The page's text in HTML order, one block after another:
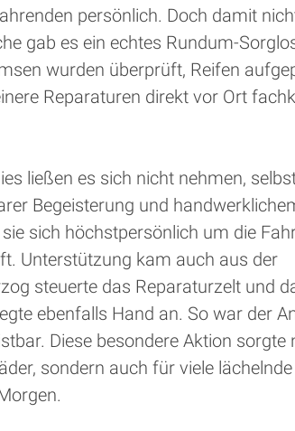
persönlich. Doch damit
gab es ein echtes Rundum-
wurden überprüft, Reifen
Reparaturen direkt vor Ort
ließen es sich nicht nehmen,
Begeisterung und
sich höchstpersönlich um die
Unterstützung kam auch aus der
steuerte das Reparaturzelt und
ebenfalls Hand an. So war der
Diese besondere Aktion sorgte
sondern auch für viele lächelnde